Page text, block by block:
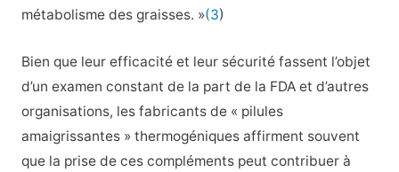
métabolisme des graisses. »(3)
Bien que leur efficacité et leur sécurité fassent l’objet
d’un examen constant de la part de la FDA et d’autres
organisations, les fabricants de « pilules
amaigrissantes » thermogéniques affirment souvent
que la prise de ces compléments peut contribuer à